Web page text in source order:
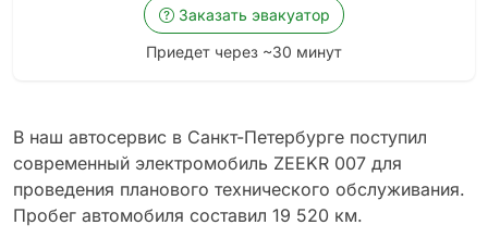
Заказать эвакуатор
Приедет через ~30 минут
В наш автосервис в Санкт-Петербурге поступил
современный электромобиль ZEEKR 007 для
проведения планового технического обслуживания.
Пробег автомобиля составил 19 520 км.